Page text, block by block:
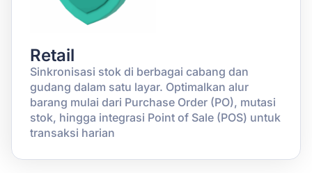
Retail
Sinkronisasi stok di berbagai cabang dan
gudang dalam satu layar. Optimalkan alur
barang mulai dari Purchase Order (PO), mutasi
stok, hingga integrasi Point of Sale (POS) untuk
transaksi harian